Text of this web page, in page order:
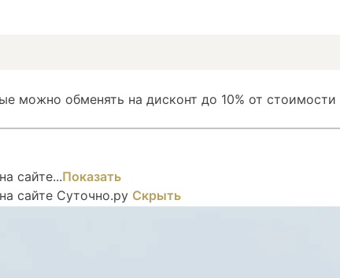
можно обменять на дисконт до 10% от
сайте...Показать
сайте Суточно.ру Скрыть